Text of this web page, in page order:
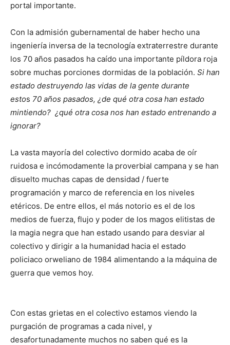
portal importante.
Con la admisión gubernamental de haber hecho una
ingeniería inversa de la tecnología extraterrestre durante
los 70 años pasados ha caído una importante píldora roja
sobre muchas porciones dormidas de la población. Si han
estado destruyendo las vidas de la gente durante
estos 70 años pasados, ¿de qué otra cosa han estado
mintiendo? ¿qué otra cosa nos han estado entrenando a
ignorar?
La vasta mayoría del colectivo dormido acaba de oír
ruidosa e incómodamente la proverbial campana y se han
disuelto muchas capas de densidad / fuerte
programación y marco de referencia en los niveles
etéricos. De entre ellos, el más notorio es el de los
medios de fuerza, flujo y poder de los magos elitistas de
la magia negra que han estado usando para desviar al
colectivo y dirigir a la humanidad hacia el estado
policiaco orweliano de 1984 alimentando a la máquina de
guerra que vemos hoy.
Con estas grietas en el colectivo estamos viendo la
purgación de programas a cada nivel, y
desafortunadamente muchos no saben qué es la